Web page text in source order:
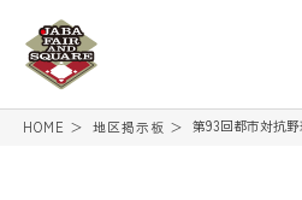
HOME 地区掲示板 第93回都市対抗